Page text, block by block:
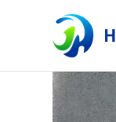
标签列表
共找到 1 篇文章